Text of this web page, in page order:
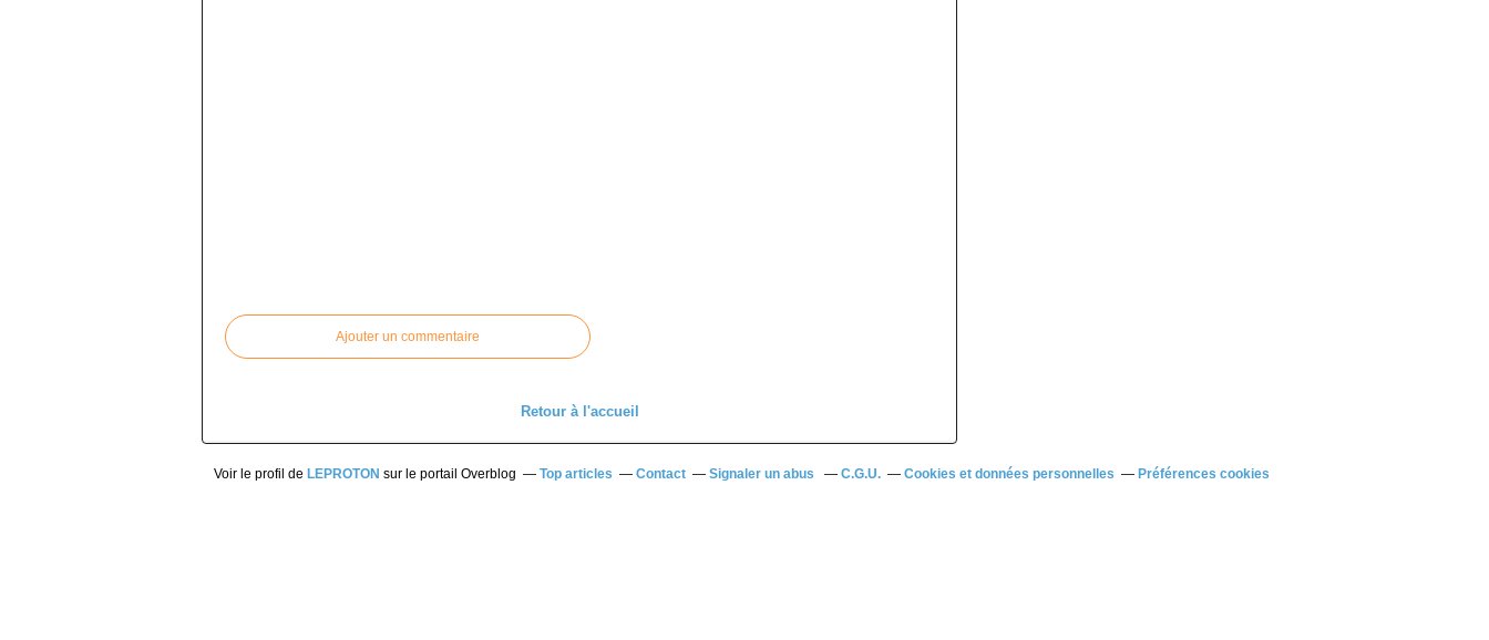
Ajouter un commentaire
Retour à l'accueil
Voir le profil de LEPROTON sur le portail Overblog Top articles Contact Signaler un abus C.G.U. Cookies et données personnelles Préférences cookies